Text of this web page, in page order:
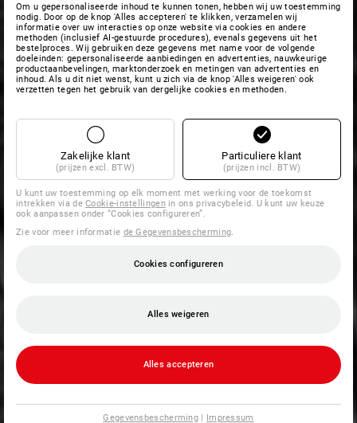
Om u gepersonaliseerde inhoud te kunnen tonen, hebben wij uw toestemming
nodig. Door op de knop 'Alles accepteren' te klikken, verzamelen wij
informatie over uw interacties op onze website via cookies en andere
methoden (inclusief AI-gestuurde procedures), evenals gegevens uit het
bestelproces. Wij gebruiken deze gegevens met name voor de volgende
doeleinden: gepersonaliseerde aanbiedingen en advertenties, nauwkeurige
productaanbevelingen, marktonderzoek en metingen van advertenties en
inhoud. Als u dit niet wenst, kunt u zich via de knop 'Alles weigeren' ook
verzetten tegen het gebruik van dergelijke cookies en methoden.
Zakelijke klant
(prijzen excl. BTW)
Particuliere klant
(prijzen incl. BTW)
U kunt uw toestemming op elk moment met werking voor de toekomst
intrekken via deCookie-instellingenin ons privacybeleid. U kunt uw keuze
ook aanpassen onder “Cookies configureren”.
Zie voor meer informatie de Gegevensbescherming
Cookies configureren
Alles weigeren
Alles accepteren
Gegevensbescherming | Impressum